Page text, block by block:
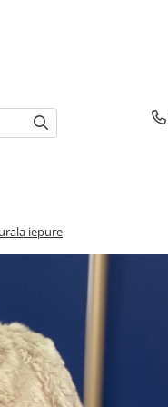
iepure